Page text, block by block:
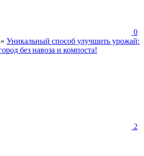
0
Уникальный способ улучшить урожай:
без навоза и компоста!
2